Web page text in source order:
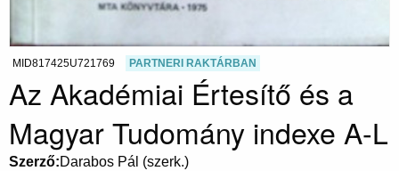
MID817425U721769 PARTNERI RAKTÁRBAN
Az Akadémiai Értesítő és a
Magyar Tudomány indexe A-L
Szerző Darabos Pál (szerk.)